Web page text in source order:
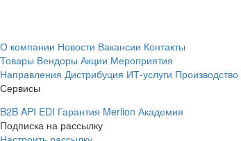
О компании Новости Вакансии Контакты
Товары Вендоры Акции Мероприятия
Направления Дистрибуция ИТ-услуги Производство
Сервисы
B2B API EDI Гарантия Merlion Академия
Подписка на рассылку